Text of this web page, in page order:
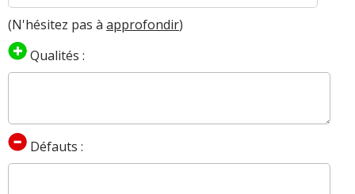
(N'hésitez pas à approfondir)
Qualités :
Défauts :